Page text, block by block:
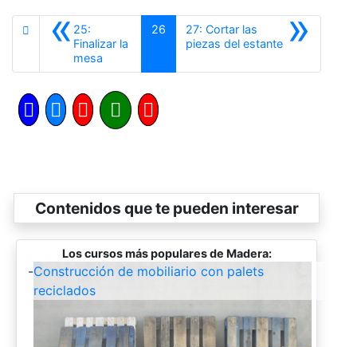
«25:
Finalizar la
mesa
26 »
27: Cortar las
piezas del estanteSiguiente
Contenidos que te pueden interesar
Los cursos más populares de Madera:
-Construcción de mobiliario con palets
reciclados